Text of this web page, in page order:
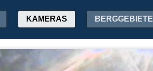
KAMERAS BERGGEBIETE